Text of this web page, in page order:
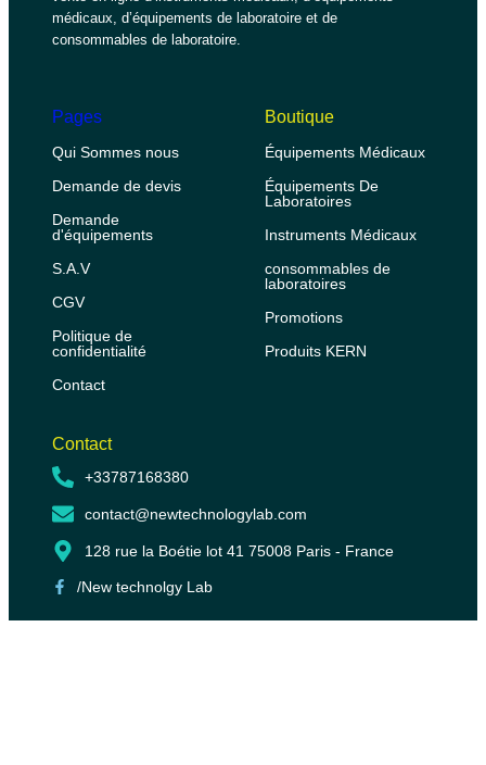
médicaux, d’équipements de laboratoire et de
consommables de laboratoire.
Pages
Qui Sommes nous
Demande de devis
Demande
d'équipements
S.A.V
CGV
Politique de
confidentialité
Contact
Boutique
Équipements Médicaux
Équipements De
Laboratoires
Instruments Médicaux
consommables de
laboratoires
Promotions
Produits KERN
Contact
+33787168380
contact@newtechnologylab.com
128 rue la Boétie lot 41 75008 Paris - France
/New technolgy Lab